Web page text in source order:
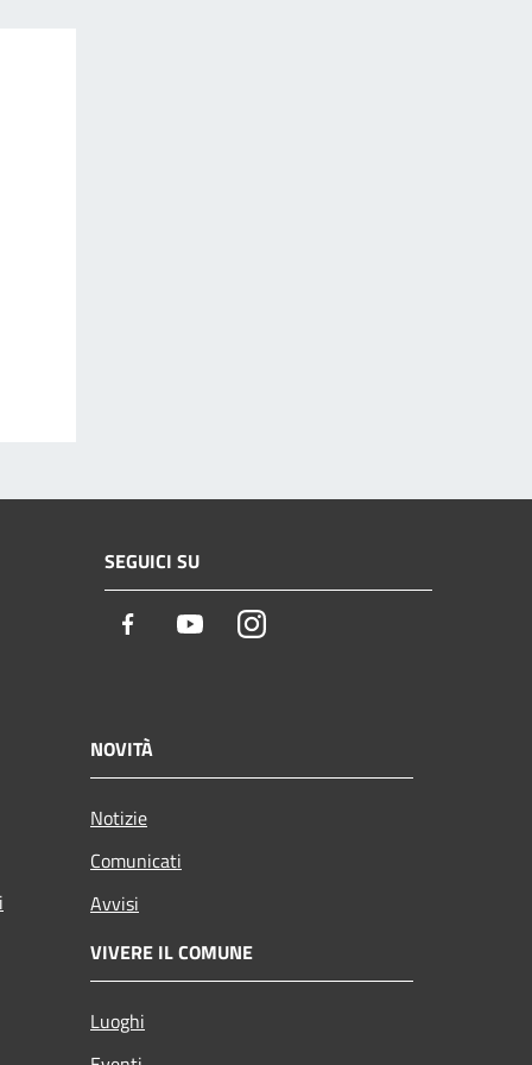
SEGUICI SU
Facebook YoutubeInstagram
NOVITÀ
Notizie
Comunicati
Avvisi
VIVERE IL COMUNE
Luoghi